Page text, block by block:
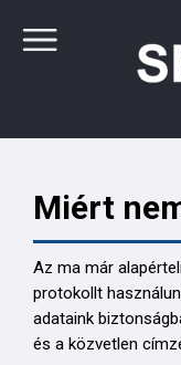
Miért
Az ma már
protokollt
adataink
és a közvetlen